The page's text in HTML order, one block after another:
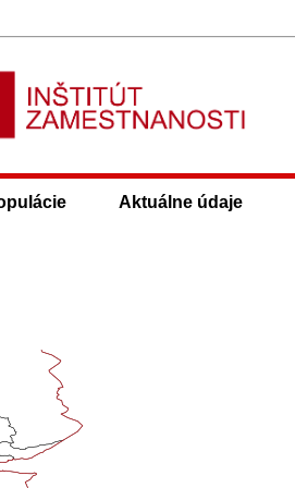
Aktuálne údaje